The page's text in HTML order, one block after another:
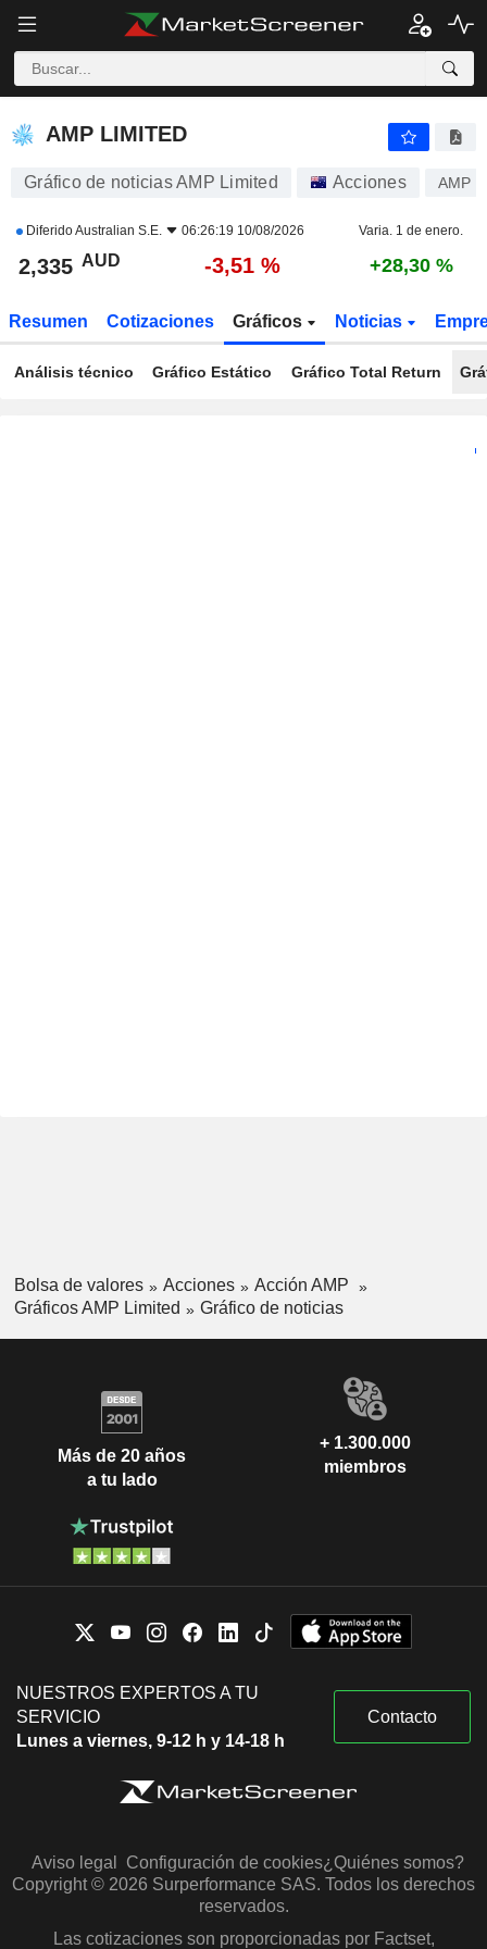
AMP LIMITED
AMP LIMITED
Gráfico de noticias AMP Limited Acciones AMP
DiferidoAustralian S.E. 06:26:19 10/08/2026 Varia. 1 de enero.
2,335 AUD -3,51 % +28,30 %
Resumen Cotizaciones Gráficos Noticias
Análisis técnico Gráfico Estático Gráfico Total Return
Bolsa de valores Acciones
Acción AMP
Gráficos AMP Limited
Gráfico de noticias
Más de 20 años
a tu lado
+ 1.300.000
miembros
NUESTROS EXPERTOS A TU
SERVICIO
Lunes a viernes, 9-12 h y 14-18 h
Contacto
Aviso legal Configuración de cookies¿Quiénes somos?
Copyright © 2026 Surperformance SAS. Todos los derechos
reservados.
Las cotizaciones son proporcionadas por Factset,